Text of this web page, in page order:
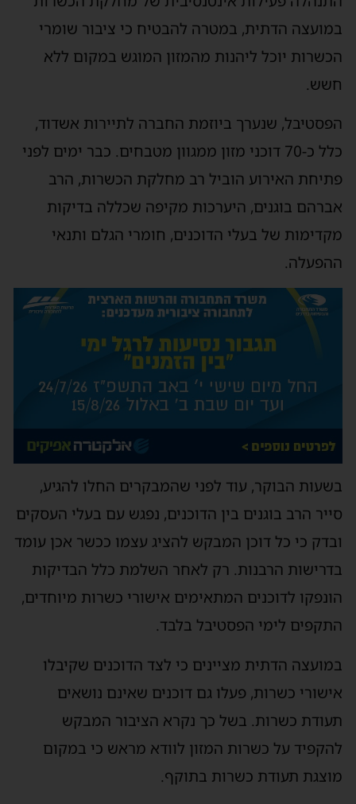
במועצה הדתית, במטרה להבטיח כי ציבור שומרי
הכשרות יוכל ליהנות מהמזון המוגש במקום ללא
חשש.
הפסטיבל, שנערך ביוזמת החברה לתיירות אשדוד,
כלל כ-70 דוכני מזון ממגוון מטבחים. כבר ימים לפני
פתיחת האירוע הוביל רב מחלקת הכשרות, הרב
אברהם בוגנים, היערכות מקיפה שכללה בדיקות
מקדימות של בעלי הדוכנים, חומרי הגלם ותנאי
ההפעלה.
בשעות הבוקר, עוד לפני שהמבקרים החלו להגיע,
סייר הרב בוגנים בין הדוכנים, נפגש עם בעלי העסקים
ובדק כי כל דוכן המבקש להציג עצמו ככשר אכן עומד
בדרישות הרבנות. רק לאחר השלמת כלל הבדיקות
הונפקו לדוכנים המתאימים אישורי כשרות מיוחדים,
התקפים לימי הפסטיבל בלבד.
במועצה הדתית מציינים כי לצד הדוכנים שקיבלו
אישורי כשרות, פעלו גם דוכנים שאינם נושאים
תעודת כשרות. בשל כך נקרא הציבור המבקש
להקפיד על כשרות המזון לוודא מראש כי במקום
מוצגת תעודת כשרות בתוקף.